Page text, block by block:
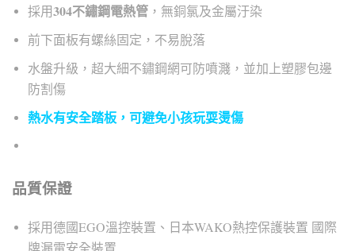
採用304不鏽鋼電熱管 ，無銅氯及金屬汙染
前下面板有螺絲固定，不易脫落
水盤升級，超大細不鏽鋼網可防噴濺，並加上塑膠包邊
防割傷
熱水有安全踏板，可避免小孩玩耍燙傷
品質保證
採用德國EGO溫控裝置、日本WAKO熱控保護裝置 國際
牌漏電安全裝置